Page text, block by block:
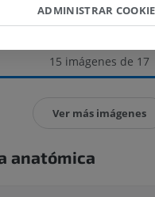
15 imágenes de 17
Ver más imágenes
anatómica
ADMINISTRAR